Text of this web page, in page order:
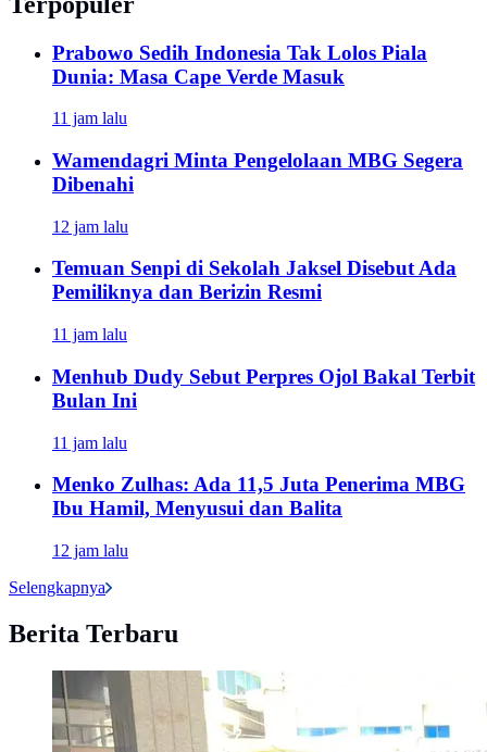
Prabowo Sedih Indonesia Tak Lolos Piala
Dunia: Masa Cape Verde Masuk
11 jam lalu
Wamendagri Minta Pengelolaan MBG Segera
Dibenahi
12 jam lalu
Temuan Senpi di Sekolah Jaksel Disebut Ada
Pemiliknya dan Berizin Resmi
11 jam lalu
Menhub Dudy Sebut Perpres Ojol Bakal Terbit
Bulan Ini
11 jam lalu
Menko Zulhas: Ada 11,5 Juta Penerima MBG
Ibu Hamil, Menyusui dan Balita
12 jam lalu
Selengkapnya
Berita Terbaru